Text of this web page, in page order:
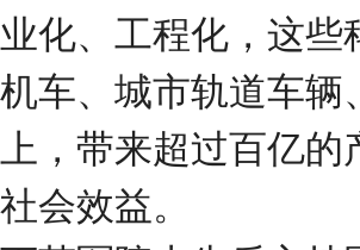
业化、工程化，这
机车、城市轨道车辆
上，带来超过百亿
社会效益。